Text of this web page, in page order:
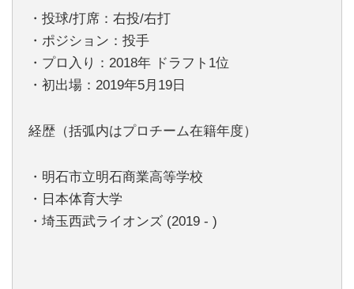
・投球/打席：右投/右打
・ポジション：投手
・プロ入り：2018年 ドラフト1位
・初出場：2019年5月19日
経歴（括弧内はプロチーム在籍年度）
・明石市立明石商業高等学校
・日本体育大学
・埼玉西武ライオンズ (2019 - )